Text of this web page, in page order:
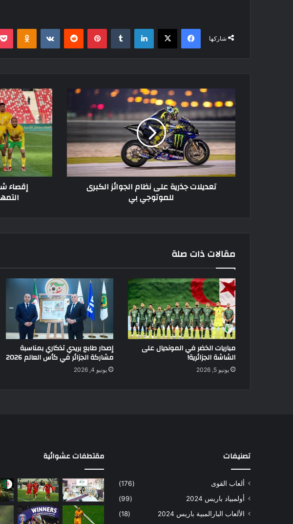
شاركها
فيسبوك ‫X لينكدإن بينتيريست
جذرية
على
نظام
الجوائز
الكبرى
للموتوجي
بي
تعديلات جذرية على نظام الجوائز الكبرى
للموتوجي بي
إقصاء
شبيبة
الساورة
من
الدور
الدور
التمهيدي
لكأس
سلمان
إقصاء
مقالات ذات صلة
مباريات الخضر في المونديال على
الشاشة الجزائرية!
يونيو 5, 2026
إصدار طابع بريدي تذكاري بمناسبة
مشاركة الجزائر في كأس العالم 2026
يونيو 4, 2026
تصنيفات
ألعاب القوى
(176)
أولمبياد باريس 2024
(99)
الألعاب البارالمبية باريس 2024
(18)
مقتطفات عشوائية